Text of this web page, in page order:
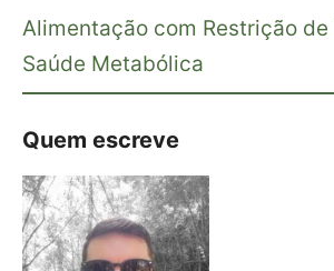
Alimentação com Restrição de
Saúde Metabólica
Quem escreve